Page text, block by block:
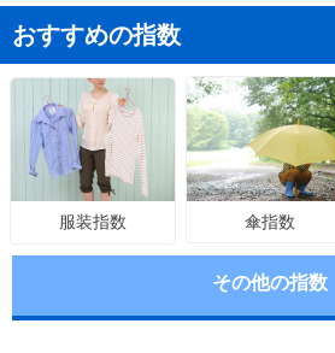
おすすめの指数
服装指数 傘指数
その他の指数